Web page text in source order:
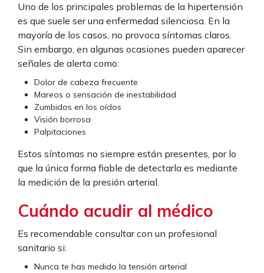
Uno de los principales problemas de la hipertensión
es que suele ser una enfermedad silenciosa. En la
mayoría de los casos, no provoca síntomas claros.
Sin embargo, en algunas ocasiones pueden aparecer
señales de alerta como:
Dolor de cabeza frecuente
Mareos o sensación de inestabilidad
Zumbidos en los oídos
Visión borrosa
Palpitaciones
Estos síntomas no siempre están presentes, por lo
que la única forma fiable de detectarla es mediante
la medición de la presión arterial.
Cuándo acudir al médico
Es recomendable consultar con un profesional
sanitario si:
Nunca te has medido la tensión arterial